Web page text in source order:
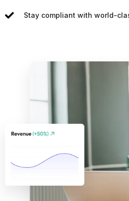
Stay compliant with world-